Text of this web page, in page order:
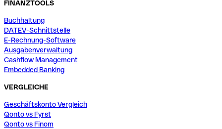
FINANZTOOLS
Buchhaltung
DATEV-Schnittstelle
E-Rechnung-Software
Ausgabenverwaltung
Cashflow Management
Embedded Banking
VERGLEICHE
Geschäftskonto Vergleich
Qonto vs Fyrst
Qonto vs Finom